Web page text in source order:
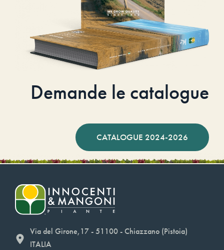
Demande le catalogue
CATALOGUE 2024-2026
Via del Girone,17 - 51100 - Chiazzano (Pistoia)
ITALIA